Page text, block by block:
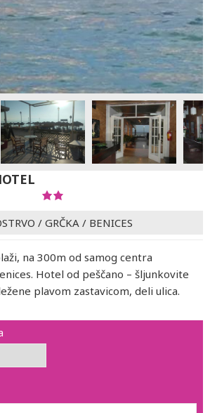
/ GRČKA / BENICES
na 300m od samog centra
Hotel od peščano – šljunkovite
plavom zastavicom, deli ulica.